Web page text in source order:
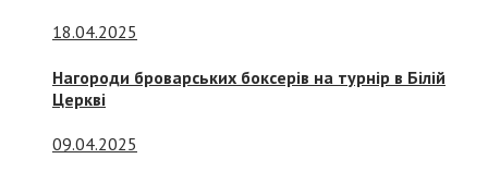
18.04.2025
Нагороди броварських боксерів на турнір в Білій
Церкві
09.04.2025